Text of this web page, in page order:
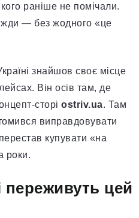
раніше не помічали.
— без жодного «це
знайшов своє місце
Він осів там, де
сторі ostriv.ua. Там
виправдовувати
купувати «на
роки.
переживуть цей